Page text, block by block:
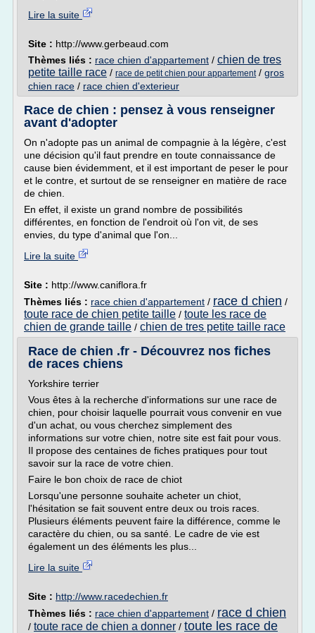
Lire la suite
Site : http://www.gerbeaud.com
Thèmes liés : race chien d'appartement / chien de tres
petite taille race / race de petit chien pour appartement/ gros
chien race / race chien d'exterieur
Race de chien : pensez à vous renseigner
avant d'adopter
On n'adopte pas un animal de compagnie à la légère, c'est
une décision qu'il faut prendre en toute connaissance de
cause bien évidemment, et il est important de peser le pour
et le contre, et surtout de se renseigner en matière de race
de chien.
En effet, il existe un grand nombre de possibilités
différentes, en fonction de l'endroit où l'on vit, de ses
envies, du type d'animal que l'on...
Lire la suite
Site : http://www.caniflora.fr
Thèmes liés : race chien d'appartement / race d chien /
toute race de chien petite taille / toute les race de
chien de grande taille / chien de tres petite taille race
Race de chien .fr - Découvrez nos fiches
de races chiens
Yorkshire terrier
Vous êtes à la recherche d'informations sur une race de
chien, pour choisir laquelle pourrait vous convenir en vue
d'un achat, ou vous cherchez simplement des
informations sur votre chien, notre site est fait pour vous.
Il propose des centaines de fiches pratiques pour tout
savoir sur la race de votre chien.
Faire le bon choix de race de chiot
Lorsqu'une personne souhaite acheter un chiot,
l'hésitation se fait souvent entre deux ou trois races.
Plusieurs éléments peuvent faire la différence, comme le
caractère du chien, ou sa santé. Le cadre de vie est
également un des éléments les plus...
Lire la suite
Site : http://www.racedechien.fr
Thèmes liés : race chien d'appartement / race d chien
/ toute race de chien a donner / toute les race de